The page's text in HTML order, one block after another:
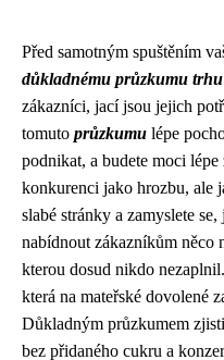
Před samotným spuštěním
důkladnému průzkumu trhu
zákazníci, jací jsou jejich
tomuto průzkumu lépe
podnikat, a budete moci
konkurenci jako hrozbu, ale
slabé stránky a zamyslete
nabídnout zákazníkům něco
kterou dosud nikdo
která na mateřské dovolené
Důkladným průzkumem
bez přidaného cukru a